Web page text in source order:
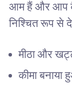
आम हैं और आप कै
निश्चित रूप से
मीठा और
कीमा